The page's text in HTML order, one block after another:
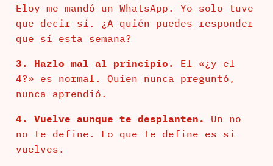
Eloy me mandó un WhatsApp. Yo solo tuve
que decir sí. ¿A quién puedes responder
que sí esta semana?
3. Hazlo mal al principio.
El «¿y el
4?» es normal. Quien nunca preguntó,
nunca aprendió.
4. Vuelve aunque te desplanten.
Un no
no te define. Lo que te define es si
vuelves.